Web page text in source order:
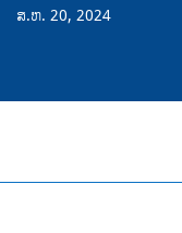
ສ.ຫ. 20, 2024